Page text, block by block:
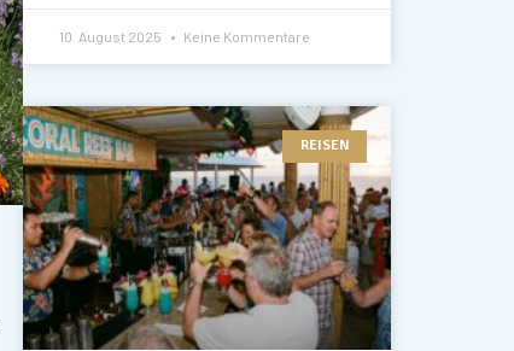
10. August 2025 Keine Kommentare
REISEN